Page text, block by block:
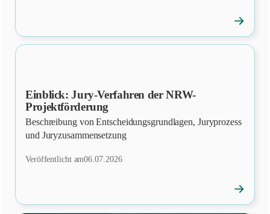
News
öffnen
→
NEWS
Einblick: Jury-Verfahren der NRW-
Projektförderung
Beschreibung von Entscheidungsgrundlagen, Juryprozess
und Juryzusammensetzung
Veröffentlicht am06.07.2026
News
öffnen
→